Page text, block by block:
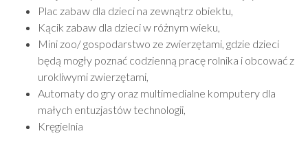
Plac zabaw dla dzieci na zewnątrz obiektu,
Kącik zabaw dla dzieci w różnym wieku,
Mini zoo/ gospodarstwo ze zwierzętami, gdzie dzieci
będą mogły poznać codzienną pracę rolnika i obcować z
urokliwymi zwierzętami,
Automaty do gry oraz multimedialne komputery dla
małych entuzjastów technologii,
Kręgielnia